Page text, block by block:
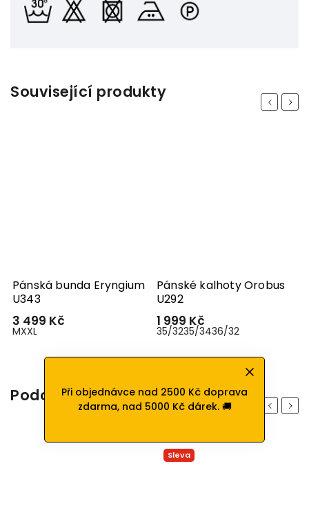
Při objednávce nad 2500 Kč doprava
zdarma, nad 5000 Kč dárek. 🚚
Související produkty Previous
Pánská bunda Eryngium
U343
3 499 Kč
MXXL
Pánské kalhoty Orobus
U292
1 999 Kč
35/3235/3436/32
Next
Podobné produkty Previous
Sleva
Next